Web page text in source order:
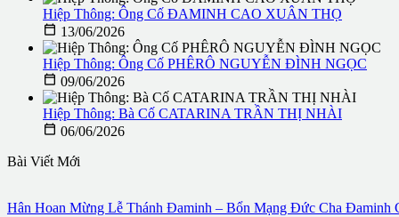
Hiệp Thông: Ông Cố ĐAMINH CAO XUÂN THỌ
 13/06/2026
Hiệp Thông: Ông Cố PHÊRÔ NGUYỄN ĐÌNH NGỌC
 09/06/2026
Hiệp Thông: Bà Cố CATARINA TRẦN THỊ NHÀI
 06/06/2026
Bài Viết Mới
Hân Hoan Mừng Lễ Thánh Đaminh – Bổn Mạng Đức Cha Đaminh